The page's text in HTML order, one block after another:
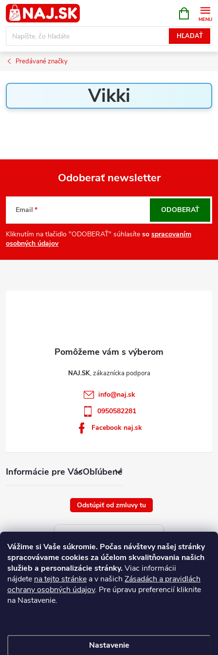
Vážime si Vaše súkromie. Počas návštevy našej stránky
spracovávame cookies za účelom skvalitňovania našich
služieb a personalizácie stránky.Viac informácii
nájdete na tejto stránke a v našich Zásadách a pravidlách
ochrany osobných údajov. Pre úpravu preferencií kliknite
na Nastavenie.
Nastavenie
Prejsť
na
obsah
HĽADAŤ
KOŠÍK
Predávané značky
Vikki
i
Odoberať newsletter
Email
Kliknutím na tlačidlo "ODOBERAŤ" súhlasíte so spracovaním
osobných údajov
ODOBERAŤ
Informácie pre VásObľúbené
NAJ.SK
info@naj.sk
0950582281
Facebook naj.sk
Odstúpiť od zmluvy tu
Aktuálne ceny tovaru
platné od : 9/8/2026